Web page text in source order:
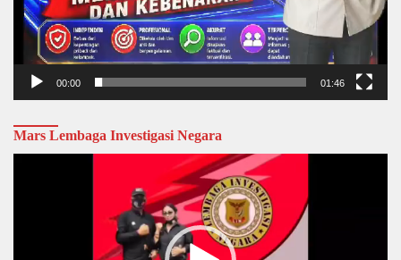
00:00 01:46
Mars Lembaga Investigasi Negara